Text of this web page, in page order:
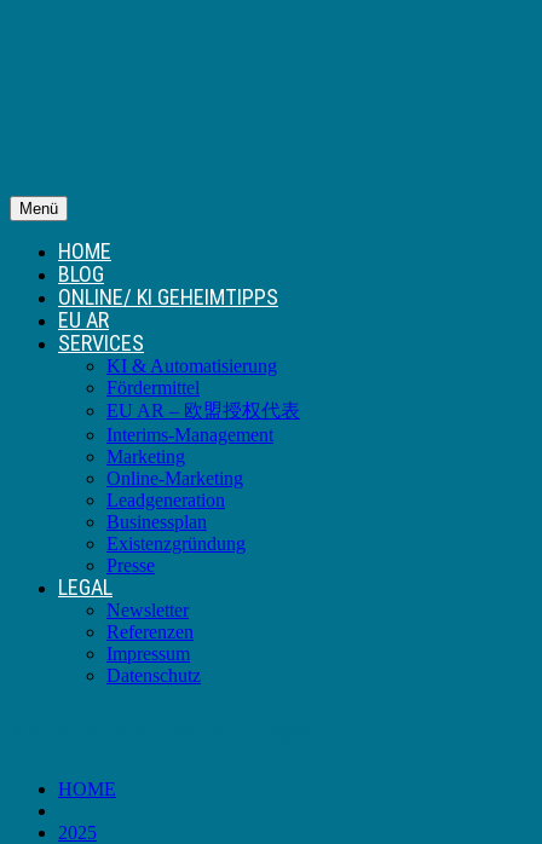
Menü
HOME
BLOG
ONLINE/ KI GEHEIMTIPPS
EU AR
SERVICES
KI & Automatisierung
Fördermittel
EU AR – 欧盟授权代表
Interims-Management
Marketing
Online-Marketing
Leadgeneration
Businessplan
Existenzgründung
Presse
LEGAL
Newsletter
Referenzen
Impressum
Datenschutz
HOME
2025